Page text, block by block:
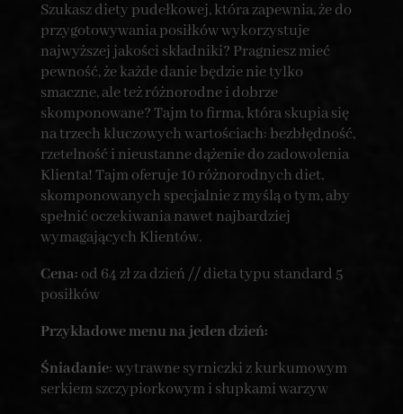
Szukasz diety pudełkowej, która zapewnia, że do
przygotowywania posiłków wykorzystuje
najwyższej jakości składniki? Pragniesz mieć
pewność, że każde danie będzie nie tylko
smaczne, ale też różnorodne i dobrze
skomponowane? Tajm to firma, która skupia się
na trzech kluczowych wartościach: bezbłędność,
rzetelność i nieustanne dążenie do zadowolenia
Klienta! Tajm oferuje 10 różnorodnych diet,
skomponowanych specjalnie z myślą o tym, aby
spełnić oczekiwania nawet najbardziej
wymagających Klientów.
Cena: od 64 zł za dzień // dieta typu standard 5
posiłków
Przykładowe menu na jeden dzień:
Śniadanie: wytrawne syrniczki z kurkumowym
serkiem szczypiorkowym i słupkami warzyw